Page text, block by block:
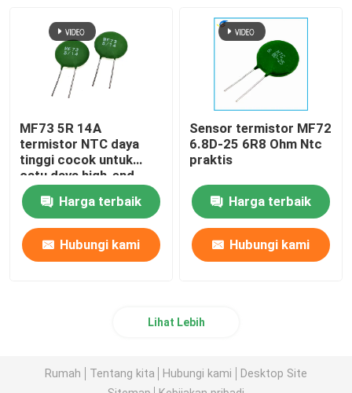
MF73 5R 14A
termistor NTC daya
tinggi cocok untuk
catu daya high-end
berdaya tinggi
Harga terbaik
Hubungi kami
Sensor termistor MF72
6.8D-25 6R8 Ohm Ntc
praktis
Harga terbaik
Hubungi kami
Lihat Lebih
Rumah Tentang kita Hubungi kami
Desktop Site